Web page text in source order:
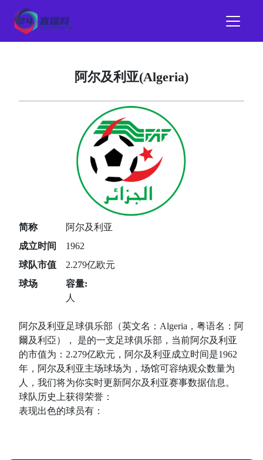
阿尔及利亚(Algeria)
简称
阿尔及利亚
成立时间
1962
球队市值
2.279亿欧元
球场
容量:
人
阿尔及利亚足球俱乐部（英文名：Algeria，粤语名：阿
爾及利亞）， 是的一支足球俱乐部，当前阿尔及利亚
的市值为：2.279亿欧元，阿尔及利亚成立时间是1962
年，阿尔及利亚主场球场为，场馆可容纳观众数量为
人，我们将为你实时更新阿尔及利亚赛事数据信息。
球队历史上获得荣誉：
表现出色的球员有：